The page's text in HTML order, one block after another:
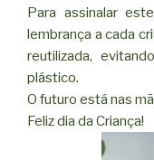
Para assinalar
lembrança a cada
reutilizada,
plástico.
O futuro está nas
Feliz dia da Criança!